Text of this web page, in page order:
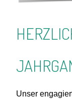
Unser